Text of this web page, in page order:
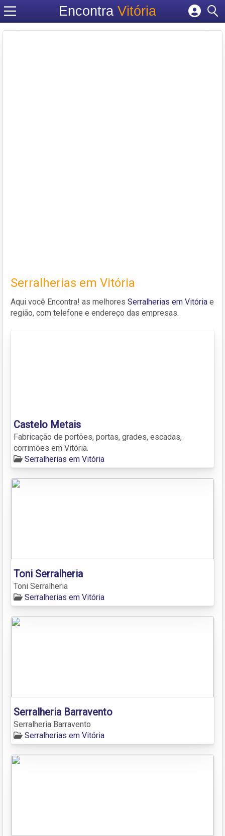
EncontraVitória
Cadastrar empresa
Serralherias em Vitória
Aqui você Encontra! as melhores Serralherias em Vitória e
região, com telefone e endereço das empresas.
Castelo Metais
Fabricação de portões, portas, grades, escadas,
corrimões em Vitória.
Serralherias em Vitória
Toni Serralheria
Toni Serralheria
Serralherias em Vitória
Serralheria Barravento
Serralheria Barravento
Serralherias em Vitória